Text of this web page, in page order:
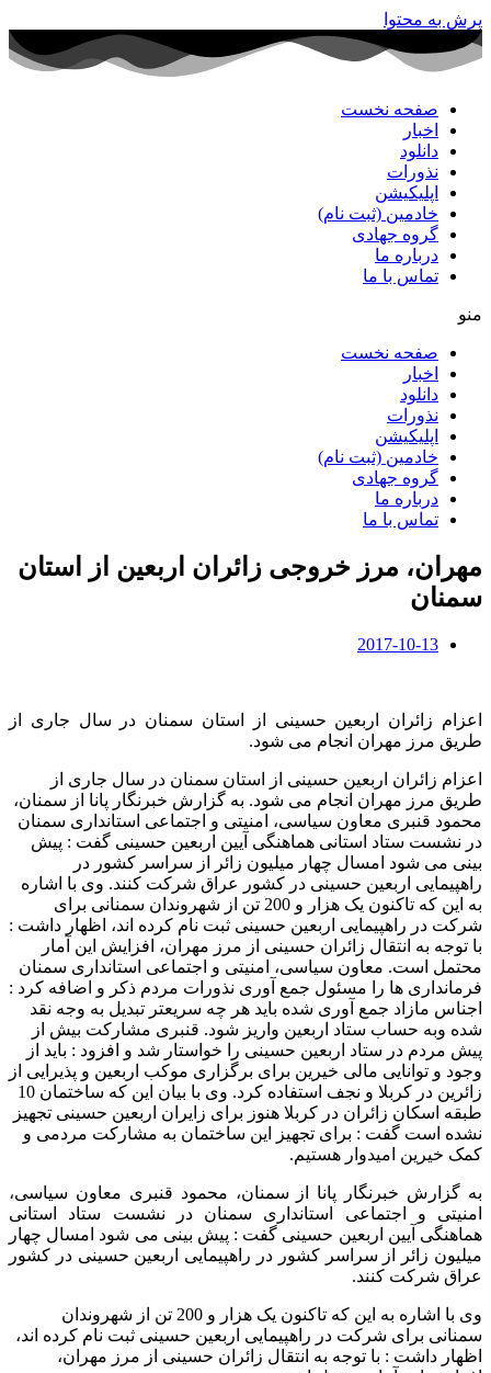
پرش به محتوا
صفحه نخست
اخبار
دانلود
نذورات
اپلیکیشن
خادمین (ثبت نام)
گروه جهادی
درباره ما
تماس با ما
منو
صفحه نخست
اخبار
دانلود
نذورات
اپلیکیشن
خادمین (ثبت نام)
گروه جهادی
درباره ما
تماس با ما
مهران، مرز خروجی زائران اربعین از استان
سمنان
2017-10-13
اعزام زائران اربعین حسینی از استان سمنان در سال جاری از
طریق مرز مهران انجام می شود.
اعزام زائران اربعین حسینی از استان سمنان در سال جاری از
طریق مرز مهران انجام می شود. به گزارش خبرنگار پانا از سمنان،
محمود قنبری معاون سیاسی، امنیتی و اجتماعی استانداری سمنان
در نشست ستاد استانی هماهنگی آیین اربعین حسینی گفت : پیش
بینی می شود امسال چهار میلیون زائر از سراسر کشور در
راهپیمایی اربعین حسینی در کشور عراق شرکت کنند. وی با اشاره
به این که تاکنون یک هزار و 200 تن از شهروندان سمنانی برای
شرکت در راهپیمایی اربعین حسینی ثبت نام کرده اند، اظهار داشت :
با توجه به انتقال زائران حسینی از مرز مهران، افزایش این آمار
محتمل است. معاون سیاسی، امنیتی و اجتماعی استانداری سمنان
فرمانداری ها را مسئول جمع آوری نذورات مردم ذکر و اضافه کرد :
اجناس مازاد جمع آوری شده باید هر چه سریعتر تبدیل به وجه نقد
شده وبه حساب ستاد اربعین واریز شود. قنبری مشارکت بیش از
پیش مردم در ستاد اربعین حسینی را خواستار شد و افزود : باید از
وجود و توانایی مالی خیرین برای برگزاری موکب اربعین و پذیرایی از
زائرین در کربلا و نجف استفاده کرد. وی با بیان این که ساختمان 10
طبقه اسکان زائران در کربلا هنوز برای زایران اربعین حسینی تجهیز
نشده است گفت : برای تجهیز این ساختمان به مشارکت مردمی و
کمک خیرین امیدوار هستیم.
به گزارش خبرنگار پانا از سمنان، محمود قنبری معاون سیاسی،
امنیتی و اجتماعی استانداری سمنان در نشست ستاد استانی
هماهنگی آیین اربعین حسینی گفت : پیش بینی می شود امسال چهار
میلیون زائر از سراسر کشور در راهپیمایی اربعین حسینی در کشور
عراق شرکت کنند.
وی با اشاره به این که تاکنون یک هزار و 200 تن از شهروندان
سمنانی برای شرکت در راهپیمایی اربعین حسینی ثبت نام کرده اند،
اظهار داشت : با توجه به انتقال زائران حسینی از مرز مهران،